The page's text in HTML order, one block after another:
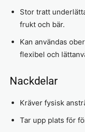
Stor tratt
frukt och bär.
Kan användas
flexibel och
Nackdelar
Kräver fysisk
Tar upp plats för